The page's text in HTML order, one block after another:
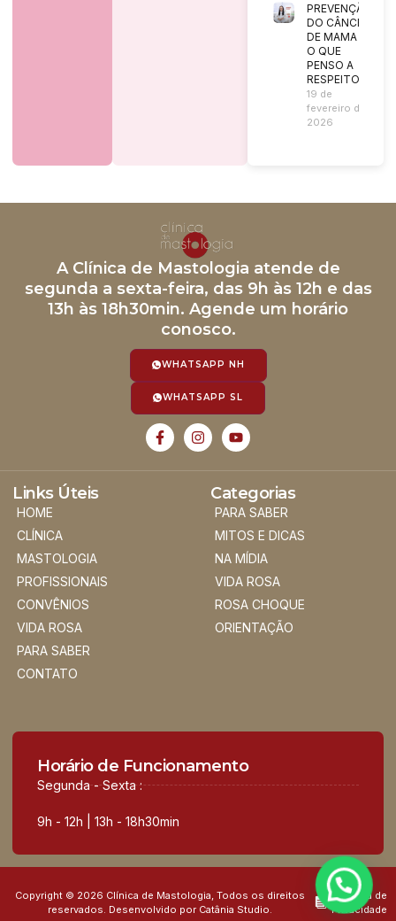
PREVENÇÃO
DO CÂNCER
DE MAMA |
O QUE
PENSO A
RESPEITO?
19 de
fevereiro de
2026
A Clínica de Mastologia atende de
segunda a sexta-feira, das 9h às 12h e das
13h às 18h30min. Agende um horário
conosco.
WHATSAPP NH
WHATSAPP SL
Links Úteis
HOME
CLÍNICA
MASTOLOGIA
PROFISSIONAIS
CONVÊNIOS
VIDA ROSA
PARA SABER
CONTATO
Categorias
PARA SABER
MITOS E DICAS
NA MÍDIA
VIDA ROSA
ROSA CHOQUE
ORIENTAÇÃO
Horário de Funcionamento
Segunda - Sexta :
9h - 12h | 13h - 18h30min
Copyright © 2026 Clínica de Mastologia, Todos os direitos
reservados. Desenvolvido por Catânia Studio.
Política de
Privacidade